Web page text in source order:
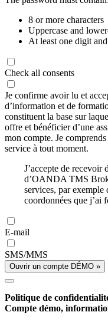
8 or more characters
Uppercase and
At least one digit
Check all consents
Je confirme avoir lu et
d’information et de
constituent la base sur
offre et bénéficier d’une
mon compte. Je
service à tout moment.
J’accepte de recevoir
d’OANDA TMS
services, par exemple
coordonnées que j’ai
E-mail
SMS/MMS
Ouvrir un compte DÉMO »
Politique de
Compte démo,